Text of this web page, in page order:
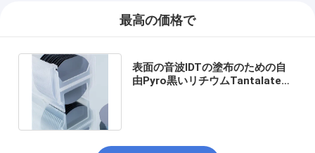
最高の価格で
表面の音波IDTの塗布のための自
由Pyro黒いリチウムTantalateの